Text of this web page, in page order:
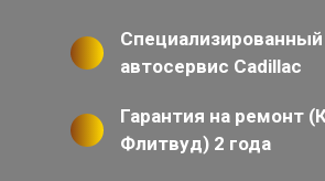
Специализированный
автосервис Cadillac
Гарантия на ремонт
Флитвуд) 2 года